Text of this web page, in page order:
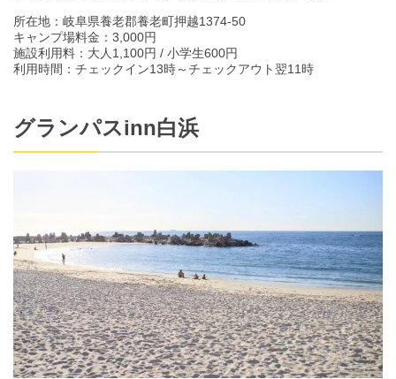
所在地：岐阜県養老郡養老町押越1374-50
キャンプ場料金：3,000円
施設利用料：大人1,100円 / 小学生600円
利用時間：チェックイン13時～チェックアウト翌11時
グランパスinn白浜